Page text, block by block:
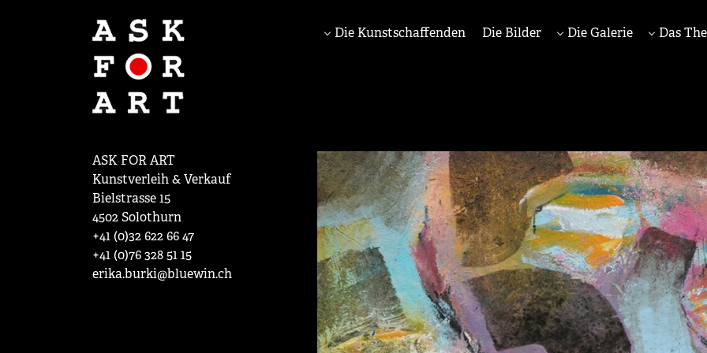
Die Kunstschaffenden Die Bilder Die Galerie Das
ASK FOR ART
Kunstverleih & Verkauf
Bielstrasse 15
4502 Solothurn
+41 (0)32 622 66 47
+41 (0)76 328 51 15
erika.burki@bluewin.ch